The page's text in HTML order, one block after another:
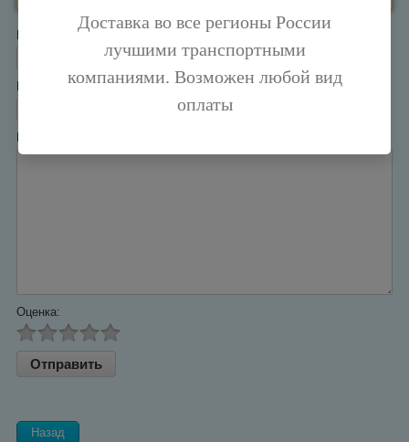
Доставка во все регионы России
лучшими транспортными
компаниями. Возможен любой вид
оплаты
Имя:
E-mail:
Комментарий:
Оценка:
Назад